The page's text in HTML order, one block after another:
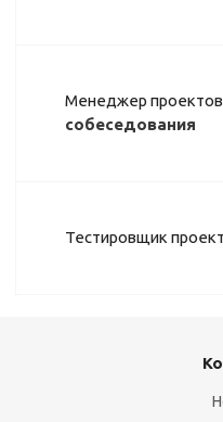
Менеджер проектов
собеседования
Тестировщик